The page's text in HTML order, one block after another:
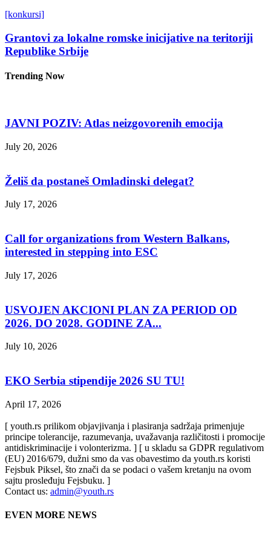
[konkursi]
Grantovi za lokalne romske inicijative na teritoriji
Republike Srbije
Trending Now
JAVNI POZIV: Atlas neizgovorenih emocija
July 20, 2026
Želiš da postaneš Omladinski delegat?
July 17, 2026
Call for organizations from Western Balkans,
interested in stepping into ESC
July 17, 2026
USVOJEN AKCIONI PLAN ZA PERIOD OD
2026. DO 2028. GODINE ZA...
July 10, 2026
EKO Serbia stipendije 2026 SU TU!
April 17, 2026
[ youth.rs prilikom objavjivanja i plasiranja sadržaja primenjuje
principe tolerancije, razumevanja, uvažavanja različitosti i promocije
antidiskriminacije i volonterizma. ] [ u skladu sa GDPR regulativom
(EU) 2016/679, dužni smo da vas obavestimo da youth.rs koristi
Fejsbuk Piksel, što znači da se podaci o vašem kretanju na ovom
sajtu prosleđuju Fejsbuku. ]
Contact us: admin@youth.rs
EVEN MORE NEWS